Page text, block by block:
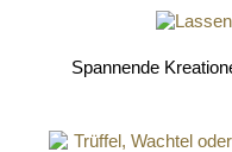
Spannende